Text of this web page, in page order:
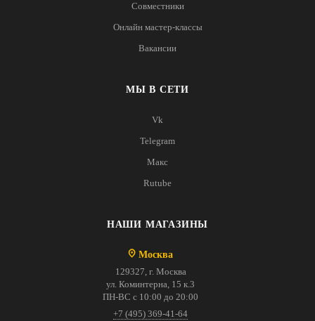
Совместники
Онлайн мастер-классы
Вакансии
МЫ В СЕТИ
Vk
Telegram
Макс
Rutube
НАШИ МАГАЗИНЫ
Москва
129327, г. Москва
ул. Коминтерна, 15 к.3
ПН-ВС с 10:00 до 20:00
+7 (495) 369-41-64